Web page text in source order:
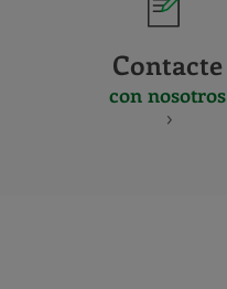
Contacte
con nosotros